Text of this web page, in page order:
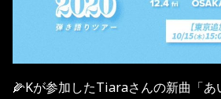
🌽Kが参加したTiaraさんの新曲「あ